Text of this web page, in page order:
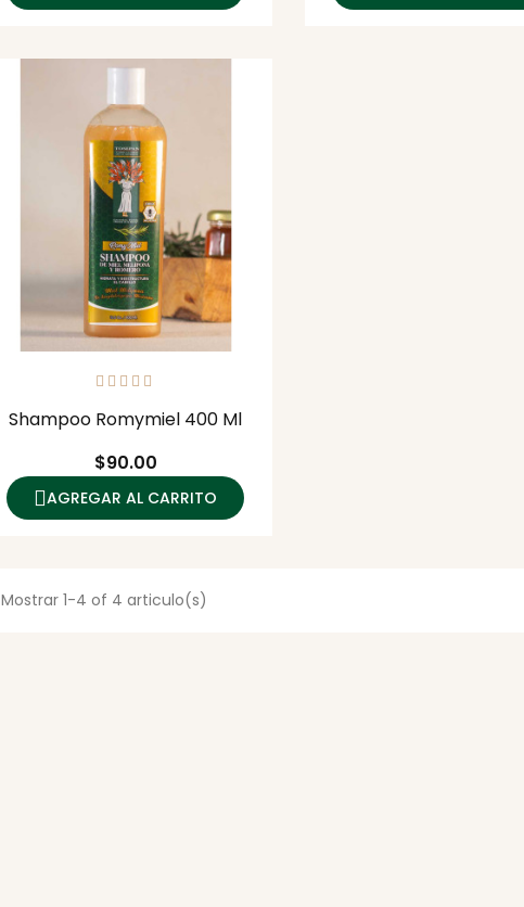
Shampoo Romymiel 400 Ml
Precio
$90.00
AGREGAR AL CARRITO
Mostrar 1-4 of 4 articulo(s)